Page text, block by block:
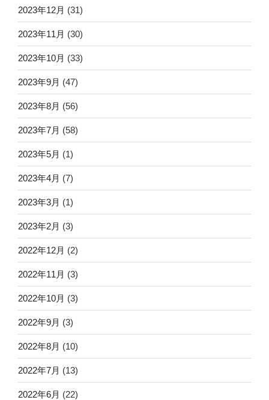
2023年12月 (31)
2023年11月 (30)
2023年10月 (33)
2023年9月 (47)
2023年8月 (56)
2023年7月 (58)
2023年5月 (1)
2023年4月 (7)
2023年3月 (1)
2023年2月 (3)
2022年12月 (2)
2022年11月 (3)
2022年10月 (3)
2022年9月 (3)
2022年8月 (10)
2022年7月 (13)
2022年6月 (22)